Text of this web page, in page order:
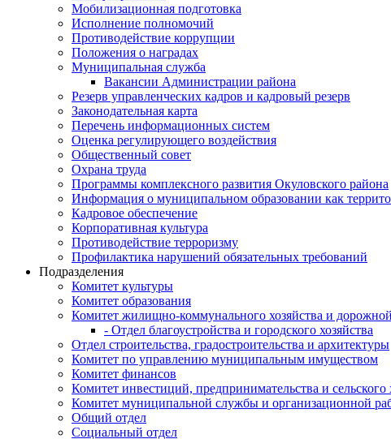
Мобилизационная подготовка
Исполнение полномочий
Противодействие коррупции
Положения о наградах
Муниципальная служба
Вакансии Администрации района
Резерв управленческих кадров и кадровый резерв
Законодательная карта
Перечень информационных систем
Оценка регулирующего воздействия
Общественный совет
Охрана труда
Программы комплексного развития Окуловского района
Информация о муниципальном образовании как
Кадровое обеспечение
Корпоративная культура
Противодействие терроризму
Профилактика нарушений обязательных требований
Подразделения
Комитет культуры
Комитет образования
Комитет жилищно-коммунального хозяйства и дорожной
- Отдел благоустройства и городского хозяйства
Отдел строительства, градостроительства и архитектуры
Комитет по управлению муниципальным имуществом
Комитет финансов
Комитет инвестиций, предпринимательства и сельского
Комитет муниципальной службы и организационной
Общий отдел
Социальный отдел